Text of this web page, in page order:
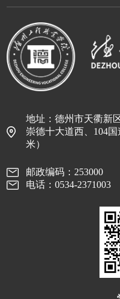
地址：德州市天衢新
崇德十大道西、104
米）
邮政编码：253000
电话：0534-2371003